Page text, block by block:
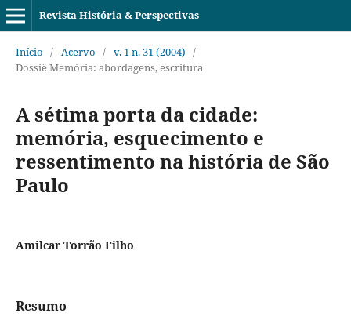
Revista História & Perspectivas
Início / Acervo / v. 1 n. 31 (2004) /
Dossiê Memória: abordagens, escritura
A sétima porta da cidade:
memória, esquecimento e
ressentimento na história de São
Paulo
Amilcar Torrão Filho
Resumo